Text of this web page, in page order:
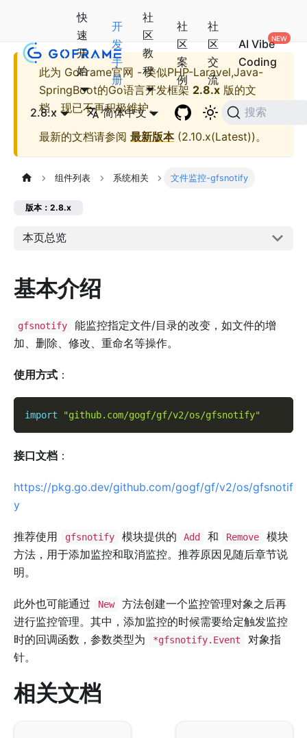
快
速
开
始
开
发
手
册
社
区
教
程
社
区
案
例
社
区
交
流
AI Vibe
Coding
2.8.x 简体中文 搜索
此为 GoFrame官网 - 类似PHP-Laravel,Java-
SpringBoot的Go语言开发框架 2.8.x 版的文
档，现已不再积极维护。
最新的文档请参阅 最新版本(2.10.x(Latest))。
组件列表 系统相关 文件监控-gfsnotify
版本：2.8.x
本页总览
基本介绍
gfsnotify
能监控指定文件/目录的改变，如文件的增
加、删除、修改、重命名等操作。
使用方式 ：
import "github.com/gogf/gf/v2/os/gfsnotify"
接口文档 ：
https://pkg.go.dev/github.com/gogf/gf/v2/os/gfsnotif
y
推荐使用 gfsnotify 模块提供的 Add 和 Remove
模块
方法，用于添加监控和取消监控。推荐原因见随后章节说
明。
此外也可能通过 New
方法创建一个监控管理对象之后再
进行监控管理。其中，添加监控的时候需要给定触发监控
时的回调函数，参数类型为
*gfsnotify.Event
对象指
针。
相关文档